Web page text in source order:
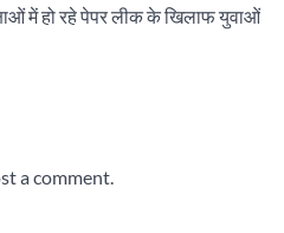
में हो रहे पेपर लीक के खिलाफ युवाओं
a comment.
‘टेबल एजेंडा घोटाला’ भाजपा के
और लोकतंत्र की हत्या का सबसे बड़ा
का आयोजन